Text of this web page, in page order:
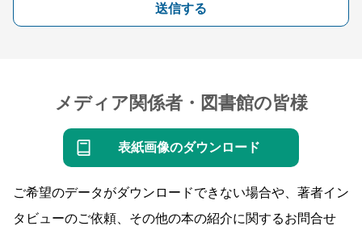
送信する
メディア関係者・図書館の皆様
表紙画像のダウンロード
ご希望のデータがダウンロードできない場合や、著者イン
タビューのご依頼、その他の本の紹介に関するお問合せ